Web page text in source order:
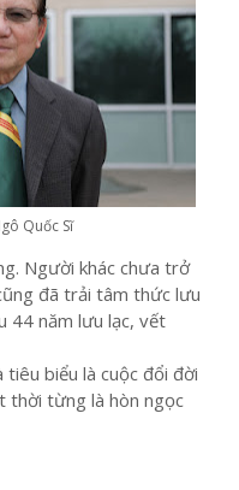
Quốc Sĩ
Người khác chưa trở
đã trải tâm thức lưu
44 năm lưu lạc, vết
biểu là cuộc đổi đời
thời từng là hòn ngọc